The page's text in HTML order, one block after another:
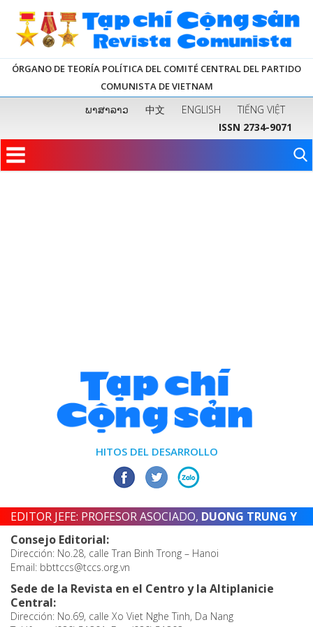
ÓRGANO DE TEORÍA POLÍTICA DEL COMITÉ CENTRAL DEL PARTIDO
COMUNISTA DE VIETNAM
ພາສາລາວ 中文 ENGLISH
TIẾNG VIỆT
ISSN 2734-9071
HITOS DEL DESARROLLO
EDITOR JEFE: PROFESOR ASOCIADO, DUONG TRUNG Y
Consejo Editorial:
Dirección: No.28, calle Tran Binh Trong – Hanoi
Email: bbttccs@tccs.org.vn
Sede de la Revista en el Centro y la Altiplanicie
Central:
Dirección: No.69, calle Xo Viet Nghe Tinh, Da Nang